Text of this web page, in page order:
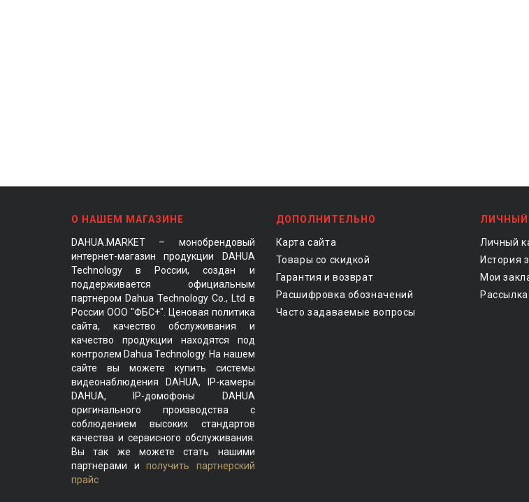
О НАШЕМ МАГАЗИНЕ
DAHUA.MARKET – монобрендовый
интернет-магазин продукции DAHUA
Technology в России, создан и
поддерживается официальным
партнером Dahua Technology Co., Ltd в
России ООО "ФБС+". Ценовая политика
сайта, качество обслуживания и
качество продукции находятся под
контролем Dahua Technology. На нашем
сайте вы можете купить системы
видеонаблюдения DAHUA, IP-камеры
DAHUA, IP-домофоны DAHUA
оригинального производства с
соблюдением высоких стандартов
качества и сервисного обслуживания.
Вы так же можете стать нашими
партнерами и получить партнерский
прайс
ДОПОЛНИТЕЛЬНО
Карта сайта
Товары со скидкой
Гарантия и возврат
Расшифровка обозначений
Часто задаваемые вопросы
ЛИЧНЫЙ
Личный
История
Мои